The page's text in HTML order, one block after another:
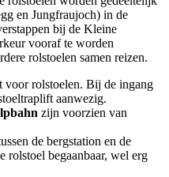
en Jungfraujoch) in de
bij de Kleine
vooraf te worden
rolstoelen samen reizen.
voor rolstoelen. Bij de ingang
aanwezig.
zijn voorzien van
de bergstation en de
begaanbaar, wel erg